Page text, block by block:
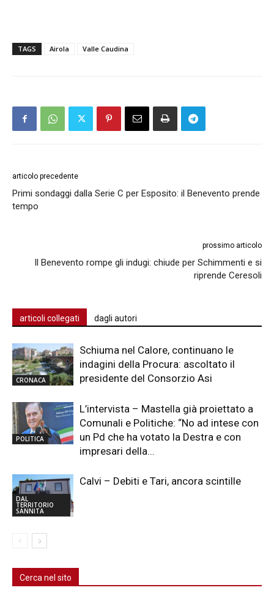
TAGS Airola Valle Caudina
articolo precedente
Primi sondaggi dalla Serie C per Esposito: il Benevento prende
tempo
prossimo articolo
Il Benevento rompe gli indugi: chiude per Schimmenti e si
riprende Ceresoli
articoli collegati dagli autori
CRONACA
Schiuma nel Calore, continuano le
indagini della Procura: ascoltato il
presidente del Consorzio Asi
POLITICA
L’intervista – Mastella già proiettato a
Comunali e Politiche: “No ad intese con
un Pd che ha votato la Destra e con
impresari della...
DAL
TERRITORIO
SANNITA
Calvi – Debiti e Tari, ancora scintille
Cerca nel sito